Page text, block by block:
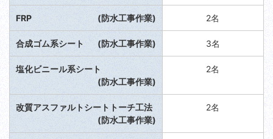
FRP (防水工事作業) 2名
合成ゴム系シート (防水工事作業) 3名
塩化ビニール系シート
(防水工事作業)
2名
改質アスファルトシートトーチ工法
(防水工事作業)
2名